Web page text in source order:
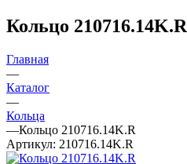
Кольцо 210716.14K.R
Главная
—
Каталог
—
Кольца
—Кольцо 210716.14K.R
Артикул: 210716.14K.R